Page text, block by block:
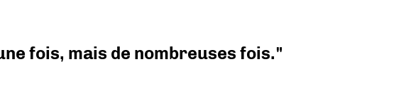
fois, mais de nombreuses fois."